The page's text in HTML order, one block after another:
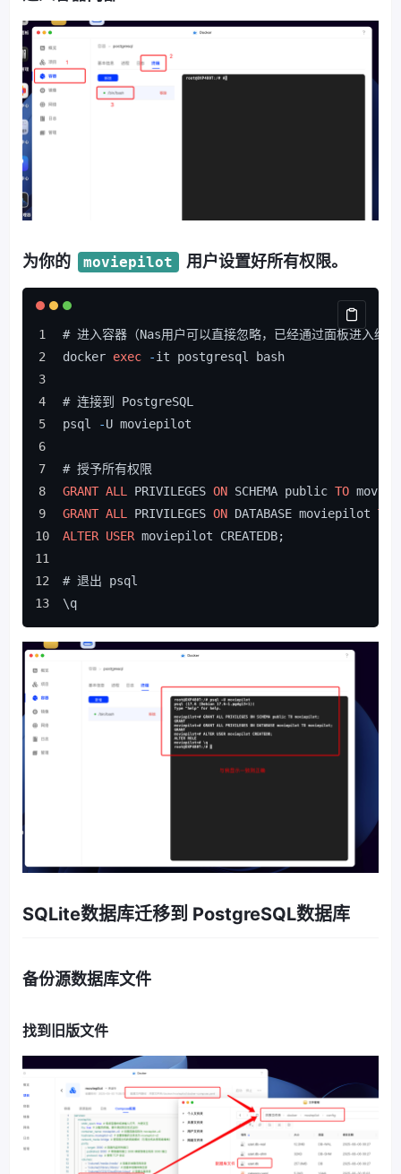
为你的 moviepilot 用户设置好所有权限。
# 进入容器（Nas用户可以直接忽略，已经通过面板进入终
docker exec -it postgresql bash
# 连接到 PostgreSQL
psql
-U moviepilot
# 授予所有权限
GRANT ALL PRIVILEGES ON SCHEMA public TO
GRANT ALL PRIVILEGES ON DATABASE moviepilot TO
ALTER USER moviepilot CREATEDB;
# 退出 psql
\q
SQLite数据库迁移到 PostgreSQL数据库
备份源数据库文件
找到旧版文件